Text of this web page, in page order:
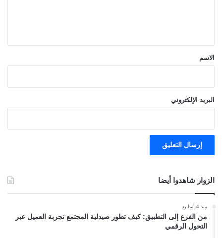
*الاسم
البريد الإلكتروني
الزوار شاهدوا أيضا
منذ 4 أسابيع
من الفرع إلى التطبيق: كيف تطور صيدلية المجتمع تجربة العميل عبر
التحول الرقمي